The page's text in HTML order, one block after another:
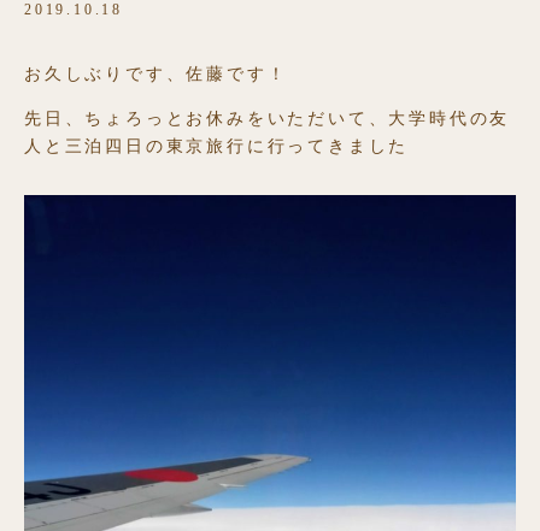
2019.10.18
お久しぶりです、佐藤です！
先日、ちょろっとお休みをいただいて、大学時代の友
人と三泊四日の東京旅行に行ってきました